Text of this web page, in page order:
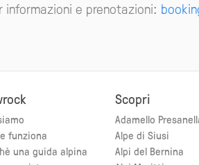
informazioni e prenotazioni:
funziona
una guida alpina
Scopri
Adamello
Alpe di Siusi
Alpi del Bernina